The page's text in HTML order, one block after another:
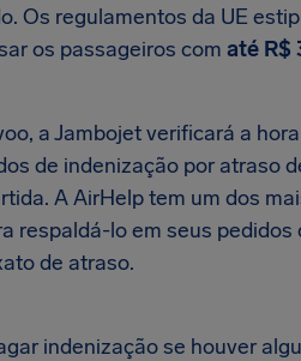
Os regulamentos da UE
os passageiros com até R$
a Jambojet verificará a
de indenização por atraso
A AirHelp tem um dos
respaldá-lo em seus pedidos
de atraso.
indenização se houver